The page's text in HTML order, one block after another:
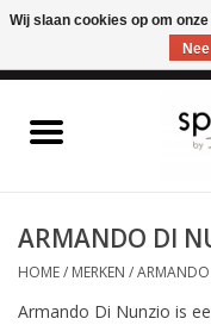
Home
MEUBELEN
ARMANDO DI
HOME/ MERKEN /
Armando Di Nunzio is
Wij slaan cookies op om
Nee
ONLINE WINKEL VOOR